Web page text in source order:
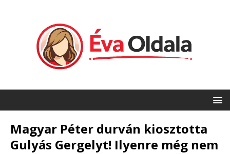
Magyar Péter durván kiosztotta
Gulyás Gergelyt! Ilyenre még nem